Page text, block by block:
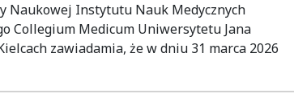
Naukowej Instytutu Nauk Medycznych
Collegium Medicum Uniwersytetu Jana
zawiadamia, że w dniu 31 marca 2026